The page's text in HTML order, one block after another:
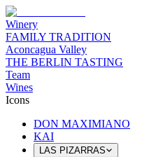
Winery
FAMILY TRADITION
Aconcagua Valley
THE BERLIN TASTING
Team
Wines
Icons
DON MAXIMIANO
KAI
LAS PIZARRAS